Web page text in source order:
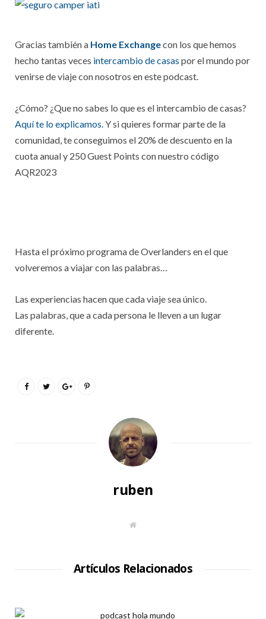
Gracias también a Home Exchangecon los que hemos
hecho tantas veces intercambio de casas por el mundo por
venirse de viaje con nosotros en este podcast.
¿Cómo? ¿Que no sabes lo que es el intercambio de casas?
Aquí te lo explicamos. Y si quieres formar parte de la
comunidad, te conseguimos el 20% de descuento en la
cuota anual y 250 Guest Points con nuestro código
AQR2023
Hasta el próximo programa de Overlanders en el que
volveremos a viajar con las palabras…
Las experiencias hacen que cada viaje sea único.
Las palabras, que a cada persona le lleven a un lugar
diferente.
ruben
S
W
Artículos Relacionados